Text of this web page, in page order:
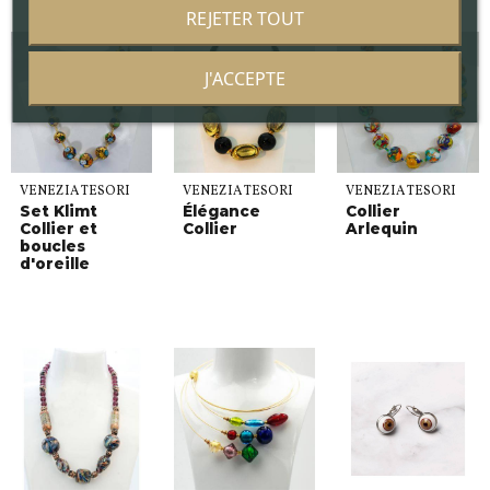
VENEZIA TESORI
Set Klimt
Collier et
boucles
d'oreille
VENEZIA TESORI
Élégance
Collier
VENEZIA TESORI
Collier
Arlequin
REJETER TOUT
J'ACCEPTE